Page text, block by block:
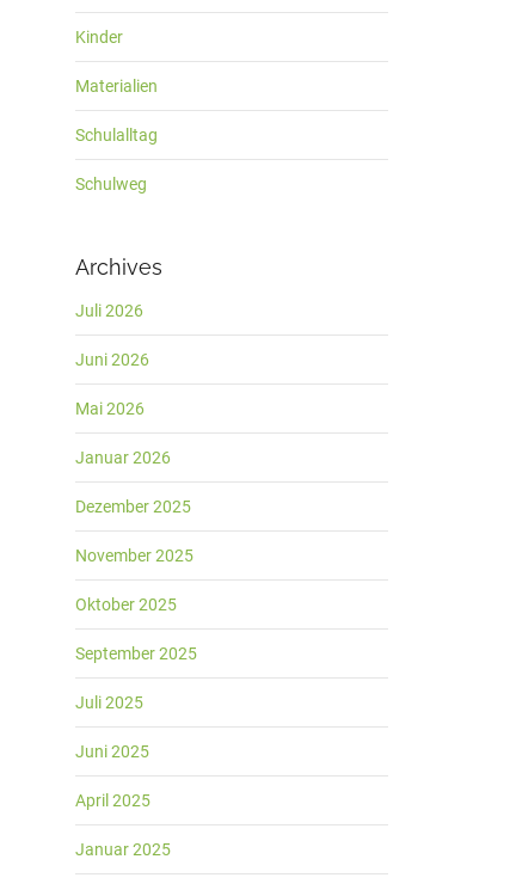
Kinder
Materialien
Schulalltag
Schulweg
Archives
Juli 2026
Juni 2026
Mai 2026
Januar 2026
Dezember 2025
November 2025
Oktober 2025
September 2025
Juli 2025
Juni 2025
April 2025
Januar 2025